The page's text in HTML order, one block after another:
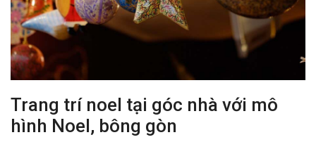
Trang trí noel tại góc nhà với mô
hình Noel, bông gòn